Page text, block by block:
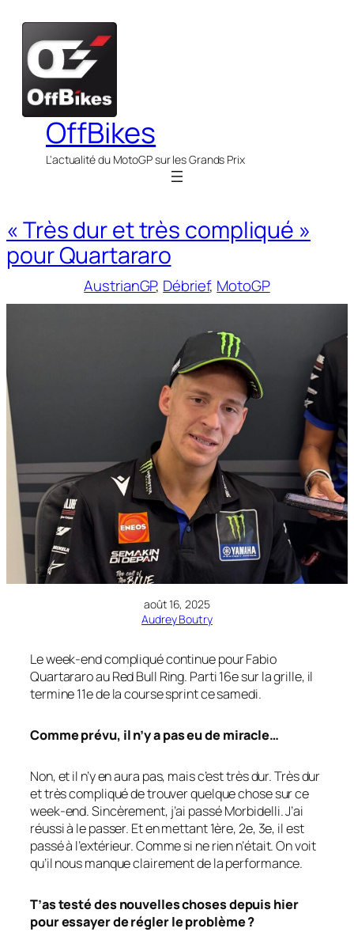
contenu
OffBikes
L'actualité du MotoGP sur les Grands Prix
« Très dur et très compliqué »
pour Quartararo
AustrianGP, Débrief, MotoGP
août 16, 2025
Audrey Boutry
Le week-end compliqué continue pour Fabio
Quartararo au Red Bull Ring. Parti 16e sur la grille, il
termine 11e de la course sprint ce samedi.
Comme prévu, il n’y a pas eu de miracle…
Non, et il n’y en aura pas, mais c’est très dur. Très dur
et très compliqué de trouver quelque chose sur ce
week-end. Sincèrement, j’ai passé Morbidelli. J’ai
réussi à le passer. Et en mettant 1ère, 2e, 3e, il est
passé à l’extérieur. Comme si ne rien n’était. On voit
qu’il nous manque clairement de la performance.
T’as testé des nouvelles choses depuis hier
pour essayer de régler le problème ?